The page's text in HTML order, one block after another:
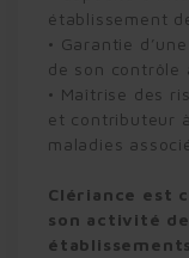
établissement
• Garantie
de son contrôle
• Maîtrise des
et contributeur
maladies
Clériance est
son activité